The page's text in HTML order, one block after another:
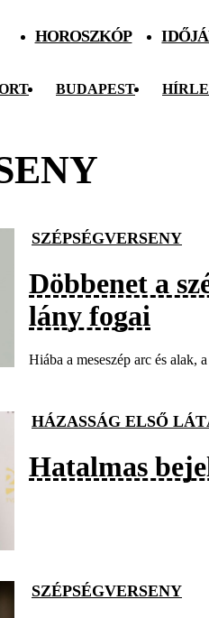
HOROSZKÓP
BUDAPEST
SZÉPSÉGVERSENY
Döbbenet a
lány fogai
Hiába a meseszép arc és alak,
HÁZASSÁG ELSŐ
Hatalmas
SZÉPSÉGVERSENY